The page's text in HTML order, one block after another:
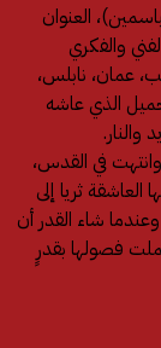
العنوان
والفكري
عمان، نابلس،
الذي عاشه
في القدس،
ثريا إلى
شاء القدر أن
فصولها بقدرٍ